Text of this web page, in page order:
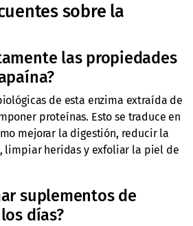
sobre la
las propiedades
de esta enzima extraída de
proteínas. Esto se traduce en
mejorar la digestión, reducir la
limpiar heridas y exfoliar la piel de
suplementos de
días?